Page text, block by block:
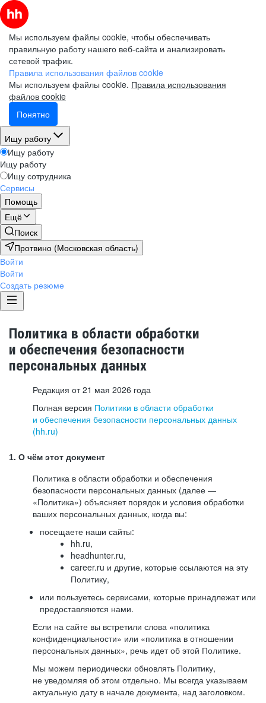
Мы используем файлы cookie, чтобы обеспечивать
правильную работу нашего веб-сайта и анализировать
сетевой трафик.
Правила использования файлов cookie
Мы используем файлы cookie. Правила использования
файлов cookie
Понятно
Ищу работу
Ищу работу
Ищу работу
Ищу сотрудника
Сервисы
Помощь
Ещё
Поиск
Протвино (Московская область)
Войти
Войти
Создать резюме
Политика в области обработки
и обеспечения безопасности
персональных данных
Редакция от 21 мая 2026 года
Полная версия Политики в области обработки
и обеспечения безопасности персональных данных
(hh.ru)
1. О чём этот документ
Политика в области обработки и обеспечения
безопасности персональных данных (далее —
«Политика») объясняет порядок и условия обработки
ваших персональных данных, когда вы:
посещаете наши сайты:
hh.ru,
headhunter.ru,
career.ru и другие, которые ссылаются на эту
Политику,
или пользуетесь сервисами, которые принадлежат или
предоставляются нами.
Если на сайте вы встретили слова «политика
конфиденциальности» или «политика в отношении
персональных данных», речь идет об этой Политике.
Мы можем периодически обновлять Политику,
не уведомляя об этом отдельно. Мы всегда указываем
актуальную дату в начале документа, над заголовком.